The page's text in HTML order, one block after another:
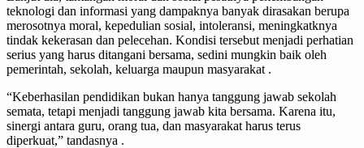
teknologi dan informasi yang dampaknya banyak dirasakan berupa
merosotnya moral, kepedulian sosial, intoleransi, meningkatknya
tindak kekerasan dan pelecehan. Kondisi tersebut menjadi perhatian
serius yang harus ditangani bersama, sedini mungkin baik oleh
pemerintah, sekolah, keluarga maupun masyarakat .
“Keberhasilan pendidikan bukan hanya tanggung jawab sekolah
semata, tetapi menjadi tanggung jawab kita bersama. Karena itu,
sinergi antara guru, orang tua, dan masyarakat harus terus
diperkuat,” tandasnya .